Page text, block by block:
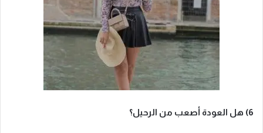
6) هل العودة أصعب من الرحيل؟